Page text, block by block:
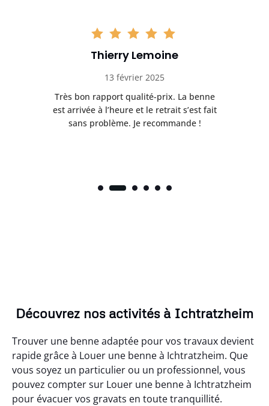
Thierry Lemoine
13 février 2025
Très bon rapport qualité-prix. La benne
est arrivée à l’heure et le retrait s’est fait
sans problème. Je recommande !
Découvrez nos activités à Ichtratzheim
Trouver une benne adaptée pour vos travaux devient
rapide grâce à Louer une benne à Ichtratzheim. Que
vous soyez un particulier ou un professionnel, vous
pouvez compter sur Louer une benne à Ichtratzheim
pour évacuer vos gravats en toute tranquillité.